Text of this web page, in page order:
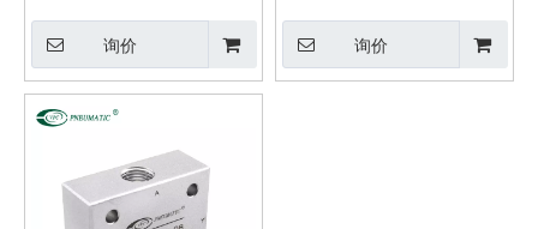
询价 询价